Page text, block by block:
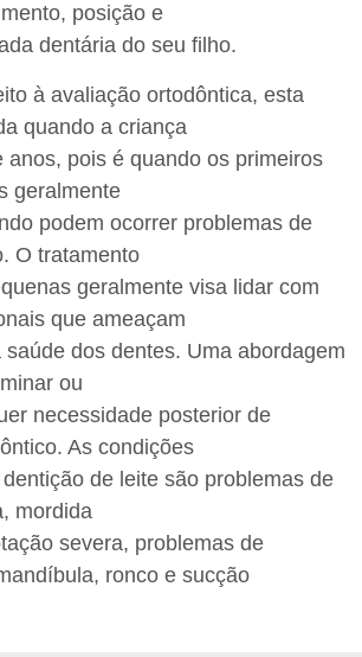
posição e
dentária do seu filho.
à avaliação ortodôntica, esta
quando a criança
anos, pois é quando os primeiros
geralmente
podem ocorrer problemas de
O tratamento
geralmente visa lidar com
que ameaçam
dos dentes. Uma abordagem
ou
necessidade posterior de
As condições
de leite são problemas de
mordida
severa, problemas de
ronco e sucção